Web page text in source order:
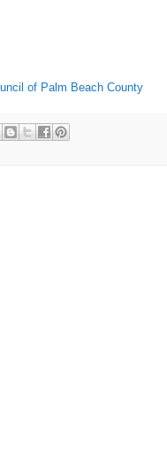
of Palm Beach County